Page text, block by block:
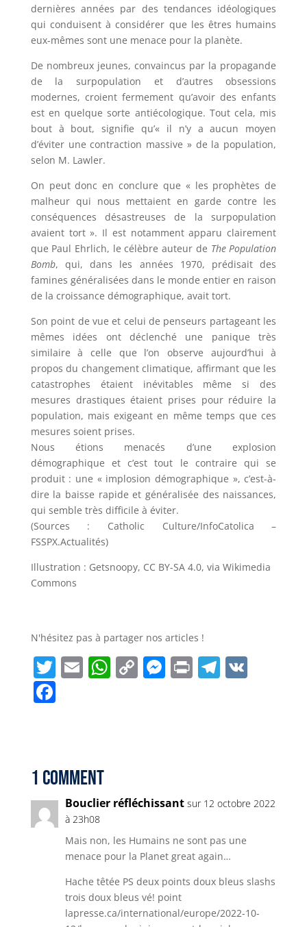
dernières années par des tendances idéologiques
qui conduisent à considérer que les êtres humains
eux-mêmes sont une menace pour la planète.
De nombreux jeunes, convaincus par la propagande
de la surpopulation et d’autres obsessions
modernes, croient fermement qu’avoir des enfants
est en quelque sorte antiécologique. Tout cela, mis
bout à bout, signifie qu’« il n’y a aucun moyen
d’éviter une contraction massive » de la population,
selon M. Lawler.
On peut donc en conclure que « les prophètes de
malheur qui nous mettaient en garde contre les
conséquences désastreuses de la surpopulation
avaient tort ». Il est notamment apparu clairement
que Paul Ehrlich, le célèbre auteur de The Population
Bomb, qui, dans les années 1970, prédisait des
famines généralisées dans le monde entier en raison
de la croissance démographique, avait tort.
Son point de vue et celui de penseurs partageant les
mêmes idées ont déclenché une panique très
similaire à celle que l’on observe aujourd’hui à
propos du changement climatique, affirmant que les
catastrophes étaient inévitables même si des
mesures drastiques étaient prises pour réduire la
population, mais exigeant en même temps que ces
mesures soient prises.
Nous étions menacés d’une explosion
démographique et c’est tout le contraire qui se
produit : une « implosion démographique », c’est-à-
dire la baisse rapide et généralisée des naissances,
qui semble très difficile à éviter.
(Sources : Catholic Culture/InfoCatolica –
FSSPX.Actualités)
Illustration : Getsnoopy, CC BY-SA 4.0, via Wikimedia
Commons
N'hésitez pas à partager nos articles !
T
w
it
r
E W
p
C
k
M
e
P T
m
V
F
b
o
o
k
1 Comment
Bouclier réfléchissant sur 12 octobre 2022
à 23h08
Mais non, les Humains ne sont pas une
menace pour la Planet great again…
Hache têtée PS deux points doux bleus slashs
trois doux bleus vé! point
lapresse.ca/international/europe/2022-10-